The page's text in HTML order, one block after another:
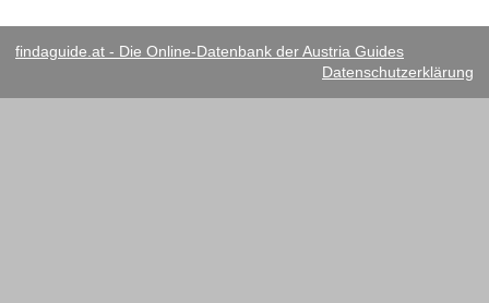
findaguide.at - Die Online-Datenbank der Austria Guides
Datenschutzerklärung